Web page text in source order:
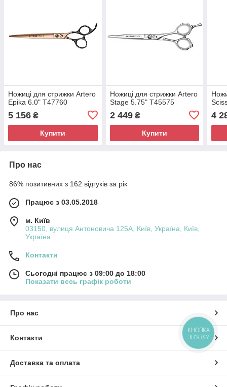
Ножиці для стрижки Artero
Epika 6.0" T47760
5 156 ₴
Купити
Ножиці для стрижки Artero
Stage 5.75" T45575
2 449₴
Купити
4
Про нас
86% позитивних з 162 відгуків за рік
Працює з 03.05.2018
м. Київ
03150, вулиця Антоновича 125А, Київ, Україна, Київ,
Україна
Контакти
Сьогодні працює з 09:00 до 18:00
Показати весь графік роботи
Про нас
Контакти
Доставка та оплата
КНОПКА
ЗВ'ЯЗКУ